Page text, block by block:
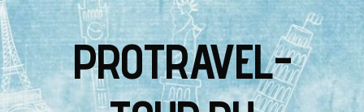
PROTRAVEL-